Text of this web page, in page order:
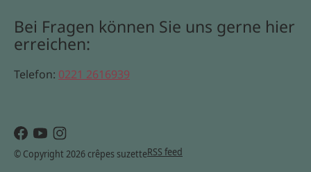
Bei Fragen können Sie uns gerne hier
erreichen:
Telefon: 0221 2616939
© Copyright 2026 crêpes suzetteRSS feed